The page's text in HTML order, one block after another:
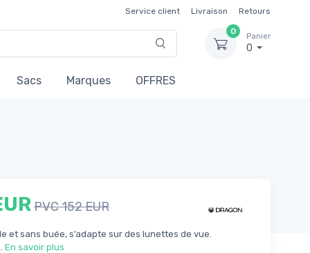
Service client Livraison Retours
0
Panier
0
Sacs Marques OFFRES
PVC 152 EUR
et sans buée, s’adapte sur des lunettes de vue.
En savoir plus